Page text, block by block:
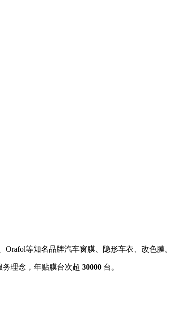
等知名品牌汽车窗膜、隐形车衣、改色膜。
务理念，年贴膜台次超 30000 台。